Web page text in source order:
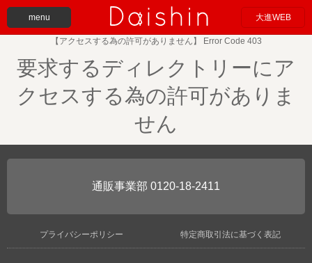
menu 大進WEB
【アクセスする為の許可がありません】 Error Code 403
要求するディレクトリーにア
クセスする為の許可がありま
せん
0120-18-2411
プライバシーポリシー 特定商取引法に基づく表記